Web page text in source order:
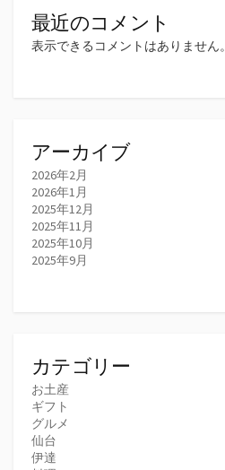
最近のコメント
表示できるコメントはありません。
アーカイブ
2026年2月
2026年1月
2025年12月
2025年11月
2025年10月
2025年9月
カテゴリー
お土産
ギフト
グルメ
仙台
伊達